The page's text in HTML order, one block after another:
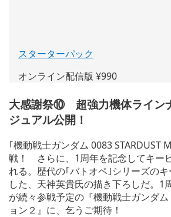
スターターパック
い
ィ
ウ
で
開
く)
オンライン配信版 ¥990
大感謝祭⑩ 超強力機体ライン
ジュアル公開！
｢機動戦士ガンダム 0083 STARDUST
戦！ さらに、1周年を記念してキー
れる。歴代の｢バトオペ｣シリーズの
した、天神英貴氏の描き下ろしだ。1
が続々参戦予定の『機動戦士ガンダ
ョン２』に、乞うご期待！